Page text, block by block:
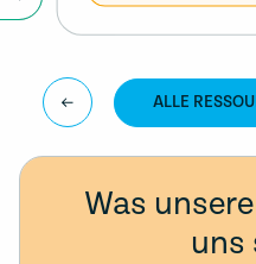
ALLE
Was
uns